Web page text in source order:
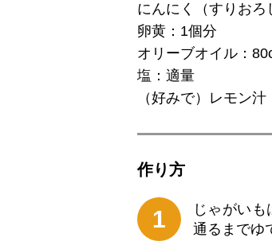
にんにく（すりお
卵黄：1個分
オリーブオイル：
塩：適量
（好みで）レモン汁
作り⽅
1
じゃがい
通るまでゆ